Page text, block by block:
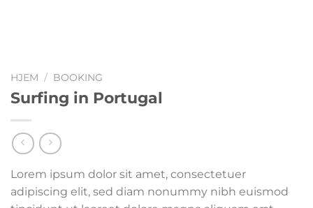
HJEM / BOOKING
Surfing in Portugal
Lorem ipsum dolor sit amet, consectetuer
adipiscing elit, sed diam nonummy nibh euismod